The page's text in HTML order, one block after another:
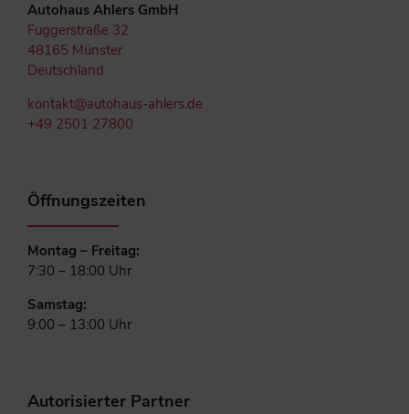
Autohaus Ahlers GmbH
Fuggerstraße 32
48165 Münster
Deutschland
kontakt@autohaus-ahlers.de
+49 2501 27800
Öffnungszeiten
Montag – Freitag:
7:30 – 18:00 Uhr
Samstag:
9:00 – 13:00 Uhr
Autorisierter Partner